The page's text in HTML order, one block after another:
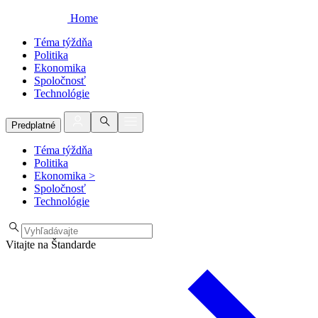
Home
Téma týždňa
Politika
Ekonomika
Spoločnosť
Technológie
Predplatné
Téma týždňa
Politika
Ekonomika >
Spoločnosť
Technológie
Vitajte na Štandarde